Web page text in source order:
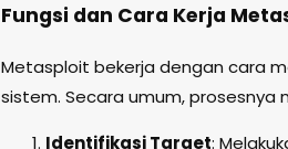
Fungsi dan Cara Kerja
Metasploit bekerja dengan cara
sistem. Secara umum, prosesnya
Identifikasi Target: